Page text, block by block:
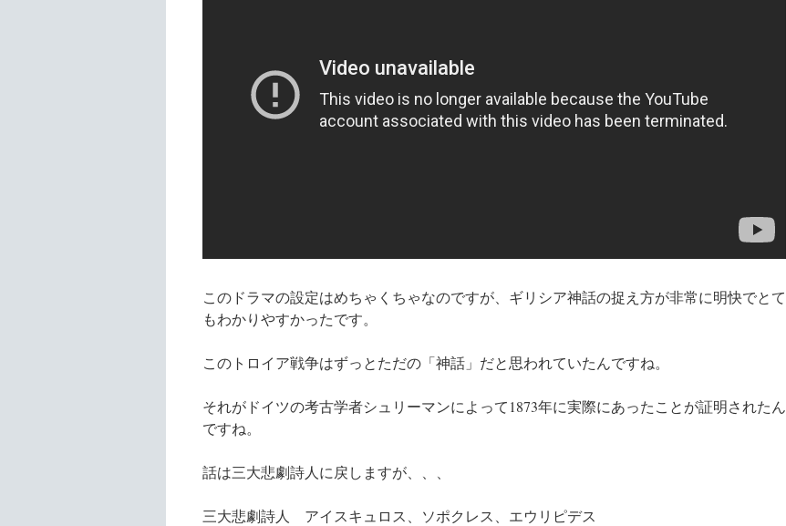
このドラマの設定はめちゃくちゃなのですが、ギリシア神話の捉え方が非常に明快でとて
もわかりやすかったです。
このトロイア戦争はずっとただの「神話」だと思われていたんですね。
それがドイツの考古学者シュリーマンによって1873年に実際にあったことが証明されたん
ですね。
話は三大悲劇詩人に戻しますが、、、
三大悲劇詩人 アイスキュロス、ソポクレス、エウリピデス